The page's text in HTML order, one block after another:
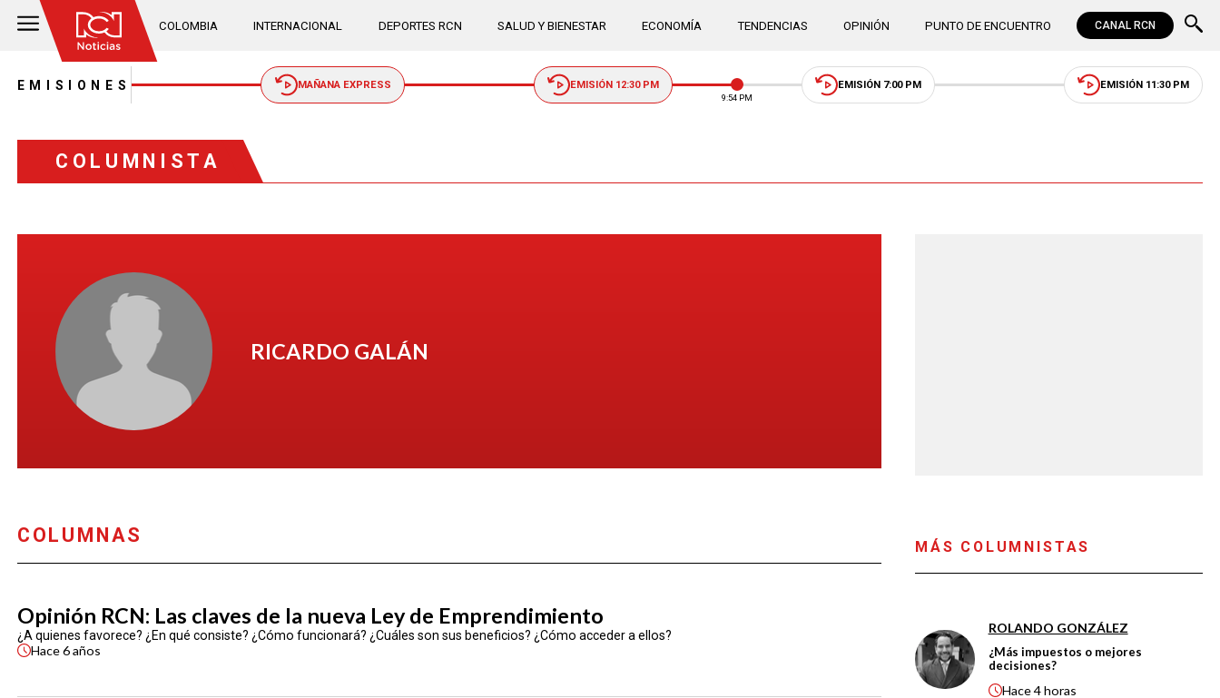
COLOMBIA INTERNACIONAL DEPORTES RCN SALUD Y BIENESTAR ECONOMÍA TENDENCIAS OPINIÓN PUNTO DE ENCUENTRO CANAL RCN
EMISIONES MAÑANA EXPRESS EMISIÓN 12:30 PM
9:54 PM
EMISIÓN 7:00 PM EMISIÓN 11:30 PM
COLUMNISTA
RICARDO GALÁN
COLUMNAS
Opinión RCN: Las claves de la nueva Ley de Emprendimiento
¿A quienes favorece? ¿En qué consiste? ¿Cómo funcionará? ¿Cuáles son sus beneficios? ¿Cómo acceder a ellos?
Hace6 años
MÁS COLUMNISTAS
ROLANDO GONZÁLEZ
¿Más impuestos o mejores
decisiones?
Hace4 horas